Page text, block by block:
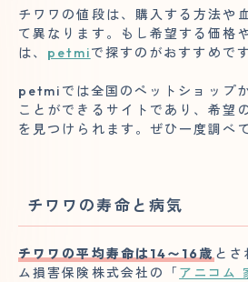
チワワの値段は、購入する方法や
て異なります。もし希望する価格
は、 petmiで探すのがおすすめです
petmiでは全国のペットショップ
ことができるサイトであり、希望
を見つけられます。ぜひ一度調べ
チワワの寿命と病気
チワワの平均寿命は14〜16歳 とさ
ム損害保険株式会社の「アニコム